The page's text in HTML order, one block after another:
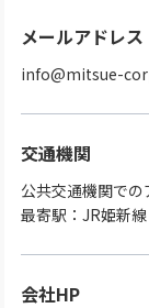
メールアドレス
info@mitsue-
交通機関
公共交通機関での
最寄駅：JR姫新
会社HP